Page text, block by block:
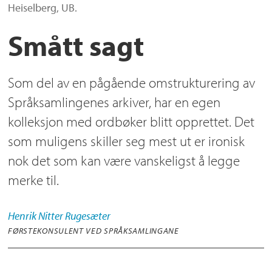
Heiselberg, UB.
Smått sagt
Som del av en pågående omstrukturering av
Språksamlingenes arkiver, har en egen
kolleksjon med ordbøker blitt opprettet. Det
som muligens skiller seg mest ut er ironisk
nok det som kan være vanskeligst å legge
merke til.
HenrikNitter Rugesæter
FØRSTEKONSULENT VED SPRÅKSAMLINGANE